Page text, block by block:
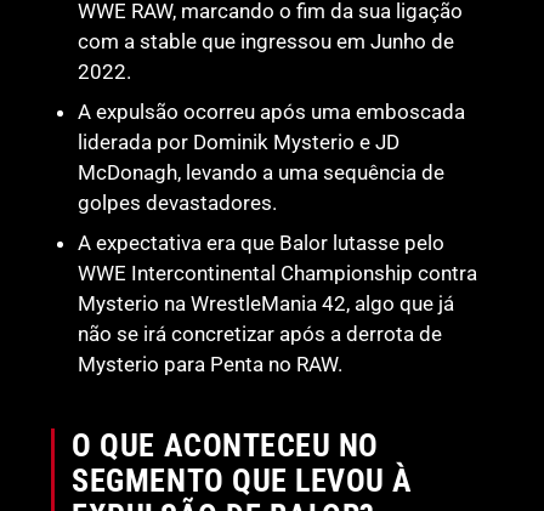
WWE RAW, marcando o fim da sua ligação
com a stable que ingressou em Junho de
2022.
A expulsão ocorreu após uma emboscada
liderada por Dominik Mysterio e JD
McDonagh, levando a uma sequência de
golpes devastadores.
A expectativa era que Balor lutasse pelo
WWE Intercontinental Championship contra
Mysterio na WrestleMania 42, algo que já
não se irá concretizar após a derrota de
Mysterio para Penta no RAW.
O QUE ACONTECEU NO
SEGMENTO QUE LEVOU À